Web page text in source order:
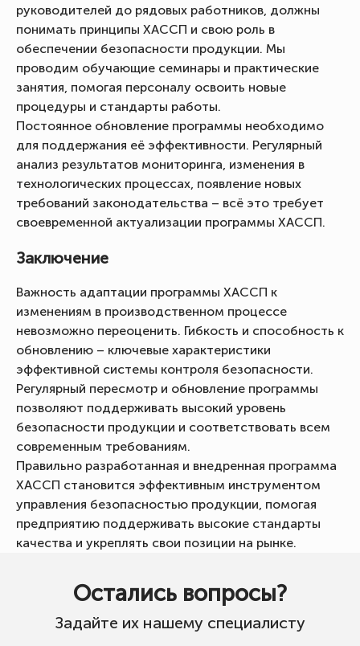
руководителей до рядовых работников, должны
понимать принципы ХАССП и свою роль в
обеспечении безопасности продукции. Мы
проводим обучающие семинары и практические
занятия, помогая персоналу освоить новые
процедуры и стандарты работы.
Постоянное обновление программы необходимо
для поддержания её эффективности. Регулярный
анализ результатов мониторинга, изменения в
технологических процессах, появление новых
требований законодательства – всё это требует
своевременной актуализации программы ХАССП.
Заключение
Важность адаптации программы ХАССП к
изменениям в производственном процессе
невозможно переоценить. Гибкость и способность к
обновлению – ключевые характеристики
эффективной системы контроля безопасности.
Регулярный пересмотр и обновление программы
позволяют поддерживать высокий уровень
безопасности продукции и соответствовать всем
современным требованиям.
Правильно разработанная и внедренная программа
ХАССП становится эффективным инструментом
управления безопасностью продукции, помогая
предприятию поддерживать высокие стандарты
качества и укреплять свои позиции на рынке.
Остались вопросы?
Задайте их нашему специалисту